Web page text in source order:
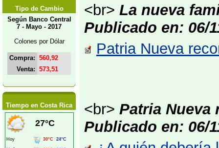
Tipo de Cambio
Según Banco Central
7 - Mayo - 2017
Colones por Dólar
Compra: 560,92
Venta: 573,51
Tiempo en Costa Rica
<br> La nueva
Publicado en: 06/
Patria Nueva
<br> Patria Nueva
Publicado en: 06/